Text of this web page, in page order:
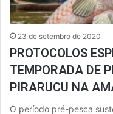
23 de setembro de 2020
PROTOCOLOS
TEMPORADA DE
PIRARUCU NA
O período pré-pesca